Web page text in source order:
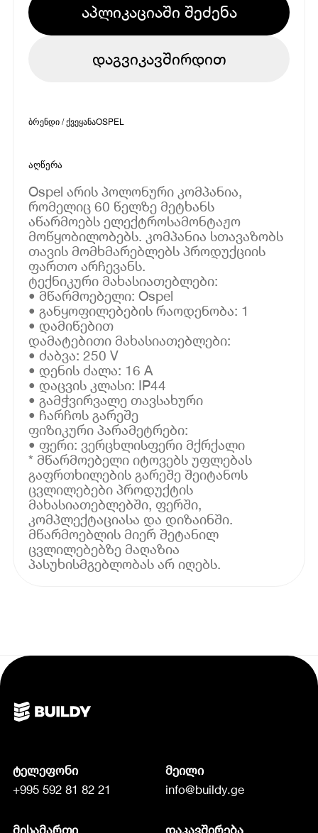
აპლიკაციაში შეძენა
დაგვიკავშირდით
ბრენდი / ქვეყანაOSPEL
აღწერა
Ospel არის პოლონური კომპანია,
რომელიც 60 წელზე მეტხანს
აწარმოებს ელექტროსამონტაჟო
მოწყობილობებს. კომპანია სთავაზობს
თავის მომხმარებლებს პროდუქციის
ფართო არჩევანს.
ტექნიკური მახასიათებლები:
• მწარმოებელი: Ospel
• განყოფილებების რაოდენობა: 1
• დამიწებით
დამატებითი მახასიათებლები:
• ძაბვა: 250 V
• დენის ძალა: 16 A
• დაცვის კლასი: IP44
• გამჭვირვალე თავსახური
• ჩარჩოს გარეშე
ფიზიკური პარამეტრები:
• ფერი: ვერცხლისფერი მქრქალი
* მწარმოებელი იტოვებს უფლებას
გაფრთხილების გარეშე შეიტანოს
ცვლილებები პროდუქტის
მახასიათებლებში, ფერში,
კომპლექტაციასა და დიზაინში.
მწარმოებლის მიერ შეტანილ
ცვლილებებზე მაღაზია
პასუხისმგებლობას არ იღებს.
ტელეფონი
+995 592 81 82 21
მეილი
info@buildy.ge